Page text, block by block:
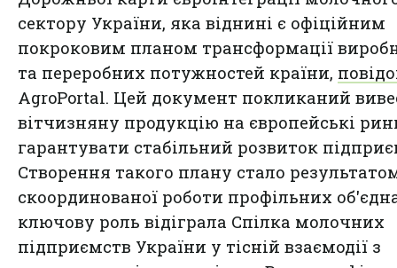
сектору України, яка віднині є офіційним
покроковим планом трансформації
та переробних потужностей країни,
AgroPortal. Цей документ покликаний
вітчизняну продукцію на європейські
гарантувати стабільний розвиток
Створення такого плану стало
скоординованої роботи профільних
ключову роль відіграла Спілка молочних
підприємств України у тісній взаємодії з